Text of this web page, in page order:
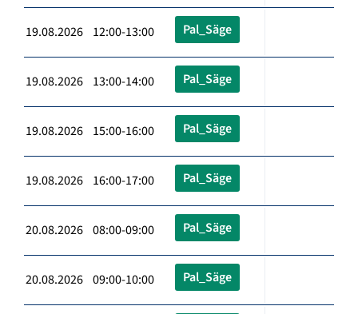
19.08.2026 12:00-13:00 Pal_Säge
19.08.2026 13:00-14:00 Pal_Säge
19.08.2026 15:00-16:00 Pal_Säge
19.08.2026 16:00-17:00 Pal_Säge
20.08.2026 08:00-09:00 Pal_Säge
20.08.2026 09:00-10:00 Pal_Säge